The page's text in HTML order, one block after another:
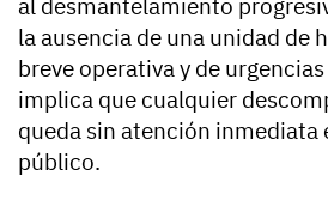
al desmantelamiento
la ausencia de una unidad de
breve operativa y de
implica que cualquier
queda sin atención inmediata
público.